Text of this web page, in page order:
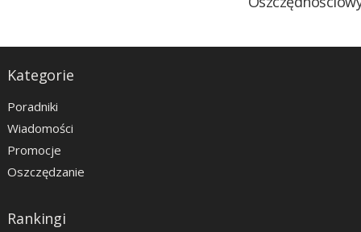
Kategorie
Poradniki
Wiadomości
Promocje
Oszczędzanie
Rankingi